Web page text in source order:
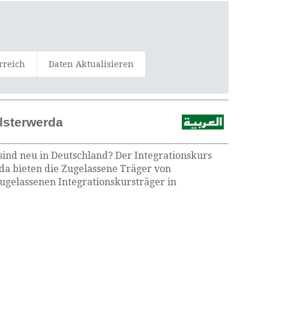
Daten Aktualisieren
neu in Deutschland? Der Integrationskurs
bieten die Zugelassene Träger von
Integrationskursträger in